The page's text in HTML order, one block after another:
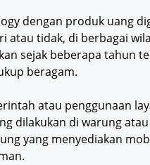
dengan produk uang
atau tidak, di berbagai
sejak beberapa tahun
beragam.
atau penggunaan
dilakukan di warung
yang menyediakan